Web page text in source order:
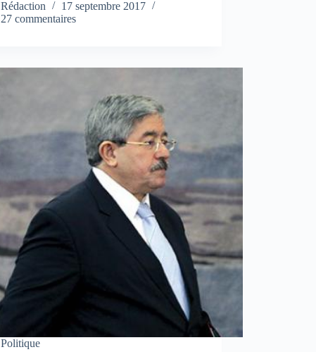
Rédaction
17 septembre 2017
27 commentaires
Politique